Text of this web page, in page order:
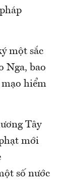
một sắc
Nga, bao
mạo hiểm
Tây
mới
số nước